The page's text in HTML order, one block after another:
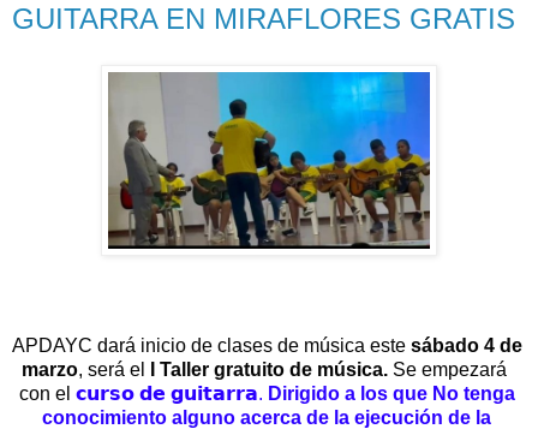
GUITARRA EN MIRAFLORES GRATIS
APDAYC dará inicio de clases de música este sábado 4 de
marzo, será el Taller gratuito de música. Se empezará
con el 𝗰𝘂𝗿𝘀𝗼 𝗱𝗲 𝗴𝘂𝗶𝘁𝗮𝗿𝗿𝗮. Dirigido a los que No tenga
conocimiento alguno acerca de la ejecución de la